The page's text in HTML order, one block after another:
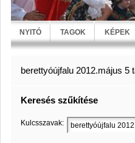
NYITÓ TAGOK KÉPEK
berettyóújfalu 2012.május 5
Keresés szűkítése
Kulcsszavak: